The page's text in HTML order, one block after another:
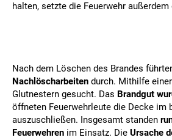
halten, setzte die Feuerwehr außerdem
Nach dem Löschen des Brandes
Nachlöscharbeiten durch. Mithilfe einer
Glutnestern gesucht. Das Brandgut
öffneten Feuerwehrleute die Decke im
auszuschließen. Insgesamt standen
Feuerwehren im Einsatz. Die Ursache